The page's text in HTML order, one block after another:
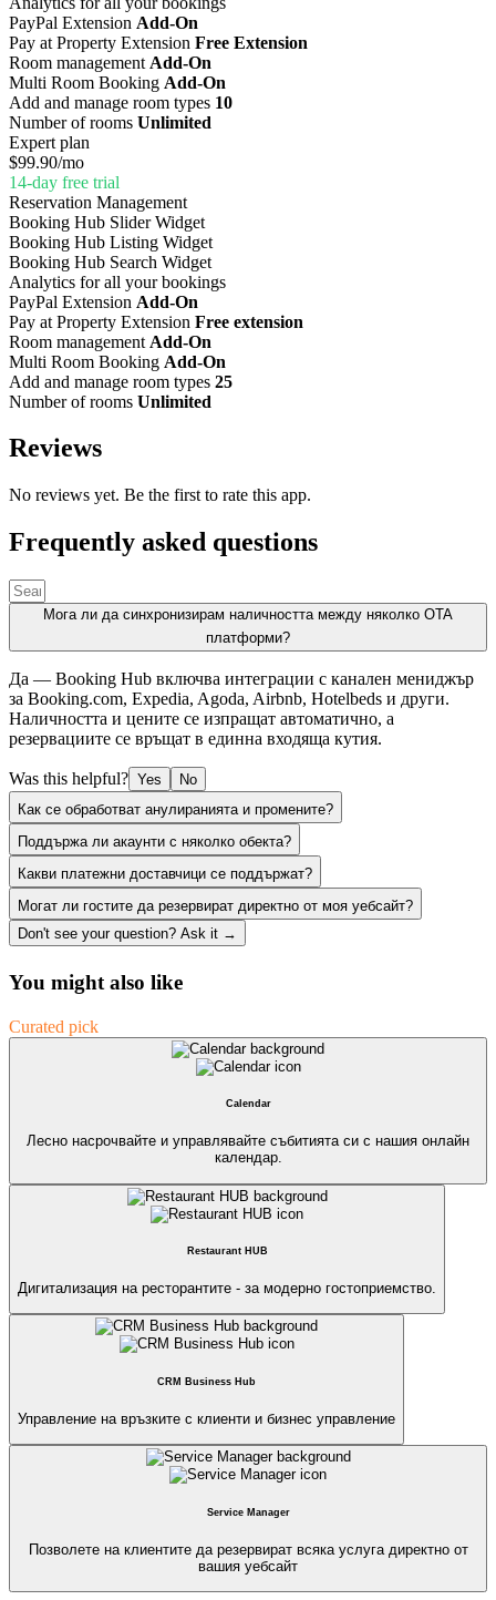
PayPal Extension Add-On
Pay at Property Extension Free Extension
Room management Add-On
Multi Room Booking Add-On
Add and manage room types 10
Number of rooms Unlimited
Expert plan
$99.90/mo
14-day free trial
Reservation Management
Booking Hub Slider Widget
Booking Hub Listing Widget
Booking Hub Search Widget
Analytics for all your bookings
PayPal Extension Add-On
Pay at Property Extension Free extension
Room management Add-On
Multi Room Booking Add-On
Add and manage room types 25
Number of rooms Unlimited
Reviews
No reviews yet. Be the first to rate this app.
Frequently asked questions
Мога ли да синхронизирам наличността между няколко OTA
платформи?
Да — Booking Hub включва интеграции с канален мениджър
за Booking.com, Expedia, Agoda, Airbnb, Hotelbeds и други.
Наличността и цените се изпращат автоматично, а
резервациите се връщат в единна входяща кутия.
Was this helpful? Yes
No
Как се обработват анулиранията и промените?
Поддържа ли акаунти с няколко обекта?
Какви платежни доставчици се поддържат?
Могат ли гостите да резервират директно от моя уебсайт?
Don't see your question? Ask it →
You might also like
Curated pick
Calendar
Лесно насрочвайте и управлявайте събитията си с нашия онлайн
календар.
Restaurant HUB
Дигитализация на ресторантите - за модерно гостоприемство.
CRM Business Hub
Управление на връзките с клиенти и бизнес управление
Service Manager
Позволете на клиентите да резервират всяка услуга директно от
вашия уебсайт